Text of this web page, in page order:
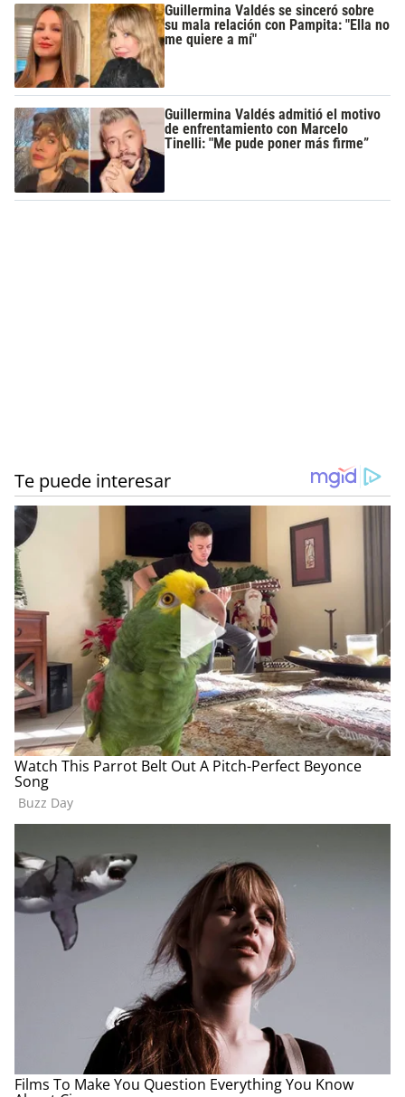
Guillermina Valdés se sinceró sobre
su mala relación con Pampita: "Ella no
me quiere a mí"
Guillermina Valdés admitió el motivo
de enfrentamiento con Marcelo
Tinelli: "Me pude poner más firme”